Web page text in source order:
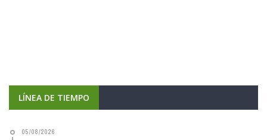
LÍNEA DE TIEMPO
05/08/2026